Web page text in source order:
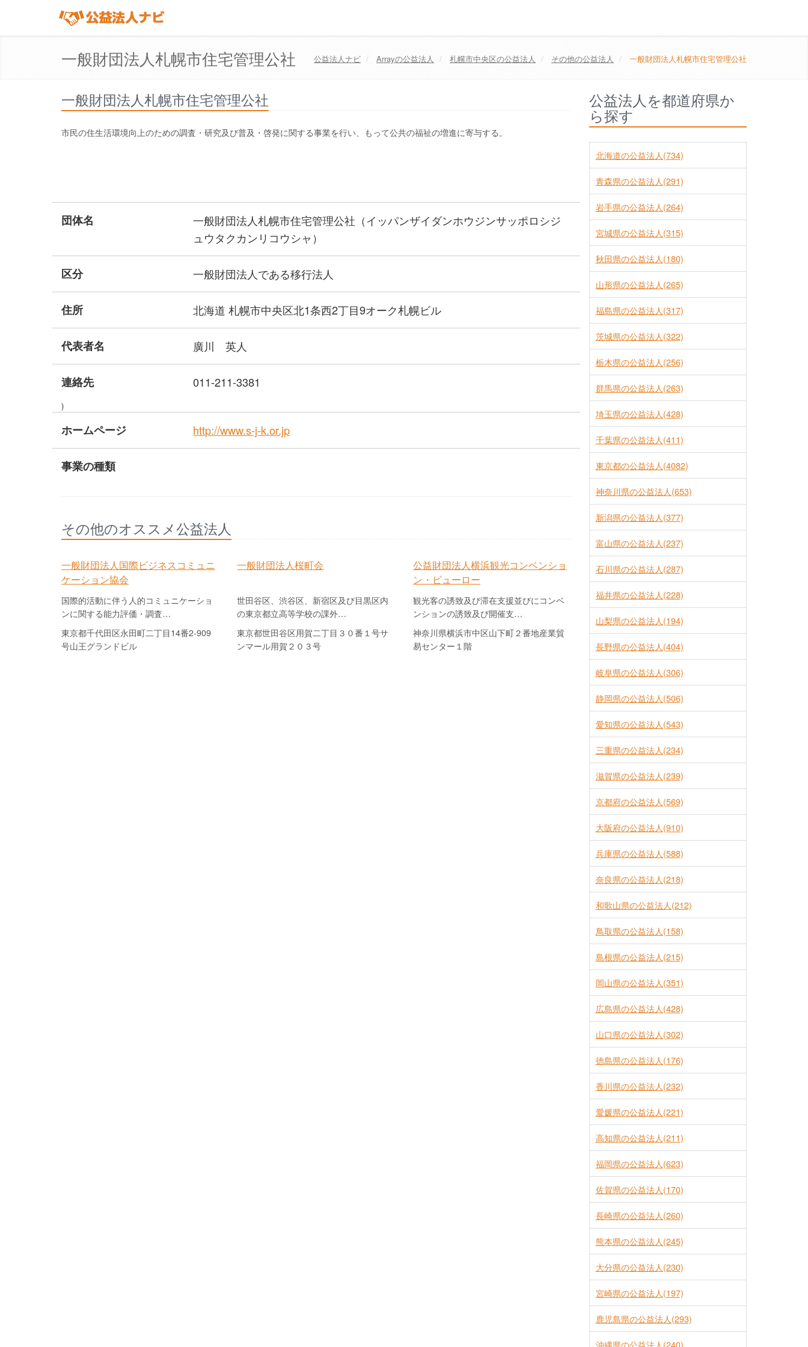
一般財団法人札幌市住宅管理公社 公益法人ナビ Arrayの公益法人 札幌市中央区の公益法人 その他の公益法人 一般財団法人札幌市住宅管理公社
一般財団法人札幌市住宅管理公社
市民の住生活環境向上のための調査・研究及び普及・啓発に関する事業を行い、もって公共の福祉の増進に寄与する。
団体名
一般財団法人札幌市住宅管理公社（イッパンザイダンホウジンサッポロシジ
ュウタクカンリコウシャ）
区分 一般財団法人である移行法人
住所 北海道 札幌市中央区北1条西2丁目9オーク札幌ビル
代表者名 廣川 英人
連絡先 011-211-3381
)
ホームページ http://www.s-j-k.or.jp
事業の種類
その他のオススメ公益法人
一般財団法人国際ビジネスコミュニ
ケーション協会
国際的活動に伴う人的コミュニケーショ
ンに関する能力評価・調査…
東京都千代田区永田町二丁目14番2-909
号山王グランドビル
一般財団法人桜町会
世田谷区、渋谷区、新宿区及び目黒区内
の東京都立高等学校の課外…
東京都世田谷区用賀二丁目３０番１号サ
ンマール用賀２０３号
公益財団法人横浜観光コンベンショ
ン・ビューロー
観光客の誘致及び滞在支援並びにコンベ
ンションの誘致及び開催支…
神奈川県横浜市中区山下町２番地産業貿
易センター１階
公益法人を都道府県か
ら探す
北海道の公益法人(734)
青森県の公益法人(291)
岩手県の公益法人(264)
宮城県の公益法人(315)
秋田県の公益法人(180)
山形県の公益法人(265)
福島県の公益法人(317)
茨城県の公益法人(322)
栃木県の公益法人(256)
群馬県の公益法人(263)
埼玉県の公益法人(428)
千葉県の公益法人(411)
東京都の公益法人(4082)
神奈川県の公益法人(653)
新潟県の公益法人(377)
富山県の公益法人(237)
石川県の公益法人(287)
福井県の公益法人(228)
山梨県の公益法人(194)
長野県の公益法人(404)
岐阜県の公益法人(306)
静岡県の公益法人(506)
愛知県の公益法人(543)
三重県の公益法人(234)
滋賀県の公益法人(239)
京都府の公益法人(569)
大阪府の公益法人(910)
兵庫県の公益法人(588)
奈良県の公益法人(218)
和歌山県の公益法人(212)
鳥取県の公益法人(158)
島根県の公益法人(215)
岡山県の公益法人(351)
広島県の公益法人(428)
山口県の公益法人(302)
徳島県の公益法人(176)
香川県の公益法人(232)
愛媛県の公益法人(221)
高知県の公益法人(211)
福岡県の公益法人(623)
佐賀県の公益法人(170)
長崎県の公益法人(260)
熊本県の公益法人(245)
大分県の公益法人(230)
宮崎県の公益法人(197)
鹿児島県の公益法人(293)
沖縄県の公益法人(240)